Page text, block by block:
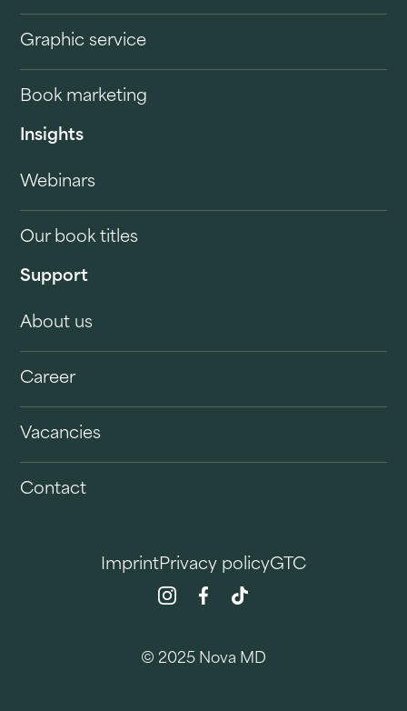
Graphic service
Book marketing
Insights
Webinars
Our book titles
Support
About us
Career
Vacancies
Contact
ImprintPrivacy policyGTC
© 2025 Nova MD